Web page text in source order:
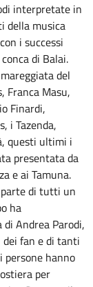
interpretate in
della musica
i successi
di Balai.
del
Franca Masu,
Finardi,
i Tazenda,
questi ultimi i
presentata da
e ai Tamuna.
parte di tutti un
ha
Andrea Parodi,
dei fan e di tanti
persone hanno
per